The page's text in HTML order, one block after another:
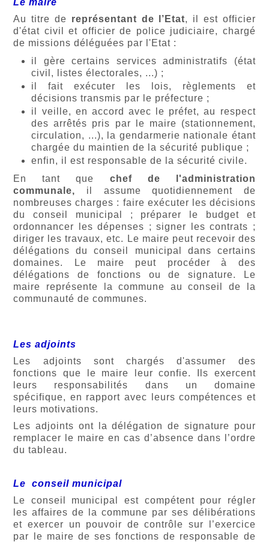
Au titre de représentant de l’Etat, il est officier
d'état civil et officier de police judiciaire, chargé
de missions déléguées par l'Etat :
il gère certains services administratifs (état
civil, listes électorales, ...) ;
il fait exécuter les lois, règlements et
décisions transmis par le préfecture ;
il veille, en accord avec le préfet, au respect
des arrêtés pris par le maire (stationnement,
circulation, ...), la gendarmerie nationale étant
chargée du maintien de la sécurité publique ;
enfin, il est responsable de la sécurité civile.
En tant que chef de l'administration
communale, il assume quotidiennement de
nombreuses charges : faire exécuter les décisions
du conseil municipal ; préparer le budget et
ordonnancer les dépenses ; signer les contrats ;
diriger les travaux, etc. Le maire peut recevoir des
délégations du conseil municipal dans certains
domaines. Le maire peut procéder à des
délégations de fonctions ou de signature. Le
maire représente la commune au conseil de la
communauté de communes.
Les adjoints
Les adjoints sont chargés d'assumer des
fonctions que le maire leur confie. Ils exercent
leurs responsabilités dans un domaine
spécifique, en rapport avec leurs compétences et
leurs motivations.
Les adjoints ont la délégation de signature pour
remplacer le maire en cas d’absence dans l’ordre
du tableau.
Le conseil municipal
Le conseil municipal est compétent pour régler
les affaires de la commune par ses délibérations
et exercer un pouvoir de contrôle sur l’exercice
par le maire de ses fonctions de responsable de